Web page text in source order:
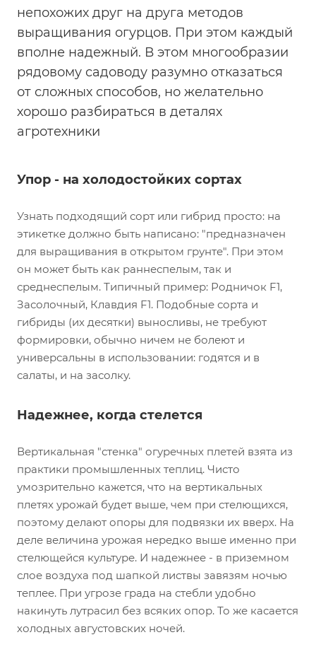
непохожих друг на друга методов
выращивания огурцов. При этом каждый
вполне надежный. В этом многообразии
рядовому садоводу разумно отказаться
от сложных способов, но желательно
хорошо разбираться в деталях
агротехники
Упор - на холодостойких сортах
Узнать подходящий сорт или гибрид просто: на
этикетке должно быть написано: "предназначен
для выращивания в открытом грунте". При этом
он может быть как раннеспелым, так и
среднеспелым. Типичный пример: Родничок F1,
Засолочный, Клавдия F1. Подобные сорта и
гибриды (их десятки) выносливы, не требуют
формировки, обычно ничем не болеют и
универсальны в использовании: годятся и в
салаты, и на засолку.
Надежнее, когда стелется
Вертикальная "стенка" огуречных плетей взята из
практики промышленных теплиц. Чисто
умозрительно кажется, что на вертикальных
плетях урожай будет выше, чем при стелющихся,
поэтому делают опоры для подвязки их вверх. На
деле величина урожая нередко выше именно при
стелющейся культуре. И надежнее - в приземном
слое воздуха под шапкой листвы завязям ночью
теплее. При угрозе града на стебли удобно
накинуть лутрасил без всяких опор. То же касается
холодных августовских ночей.